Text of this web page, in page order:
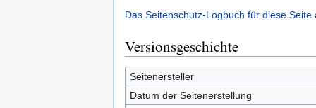
Das Seitenschutz-Logbuch für diese Seite
Versionsgeschichte
Seitenersteller
Datum der Seitenerstellung